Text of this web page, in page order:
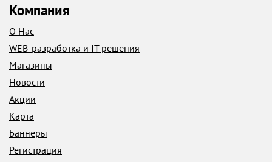
Компания
О Нас
WEB-разработка и IT решения
Магазины
Новости
Акции
Карта
Баннеры
Регистрация